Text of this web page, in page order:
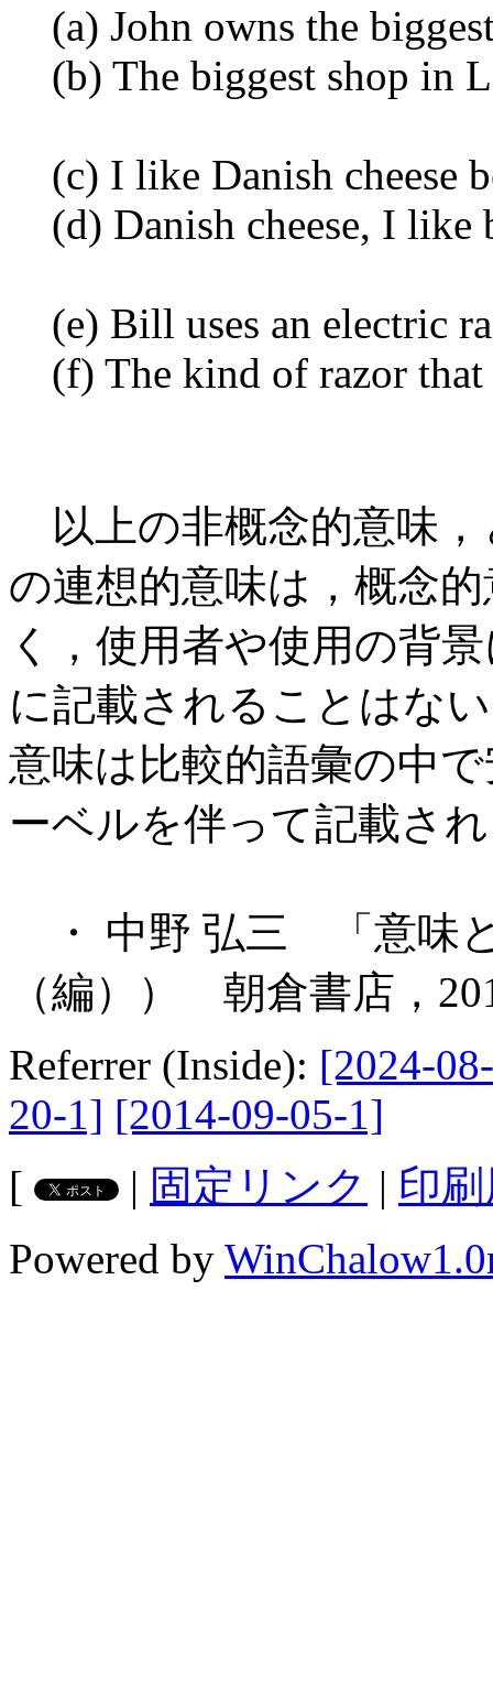
(a) John owns the
(b) The biggest shop in
(c) I like Danish cheese
(d) Danish cheese, I like
(e) Bill uses an electric
(f) The kind of razor that
以上の非概念的意味，
の連想的意味は，概念
く，使用者や使用の背
に記載されることはな
意味は比較的語彙の中
ーベルを伴って記載さ
・ 中野 弘三 「意味
（編）） 朝倉書店，
Referrer (Inside): [2024-
20-1] [2014-09-05-1]
[
| 固定リンク | 印
Powered by